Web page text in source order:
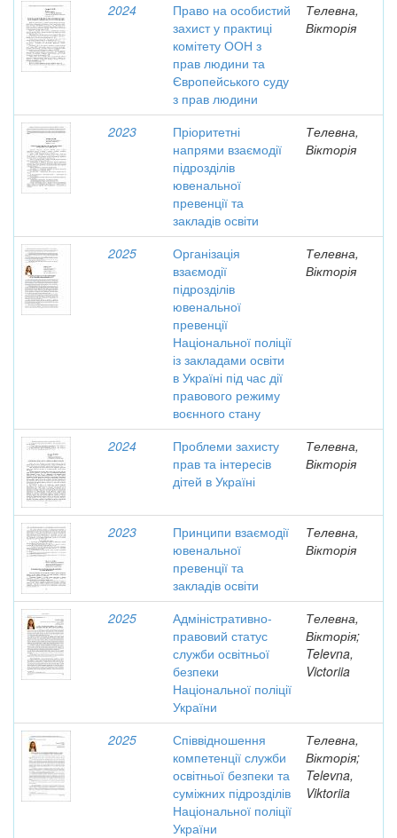
2024
Право на особистий
захист у практиці
комітету ООН з
прав людини та
Європейського суду
з прав людини
Телевна,
Вікторія
2023
Пріоритетні
напрями взаємодії
підрозділів
ювенальної
превенції та
закладів освіти
Телевна,
Вікторія
2025
Організація
взаємодії
підрозділів
ювенальної
превенції
Національної поліції
із закладами освіти
в Україні під час дії
правового режиму
воєнного стану
Телевна,
Вікторія
2024
Проблеми захисту
прав та інтересів
дітей в Україні
Телевна,
Вікторія
2023
Принципи взаємодії
ювенальної
превенції та
закладів освіти
Телевна,
Вікторія
2025
Адміністративно-
правовий статус
служби освітньої
безпеки
Національної поліції
України
Телевна,
Вікторія;
Televna,
Victoriia
2025
Співвідношення
компетенції служби
освітньої безпеки та
суміжних підрозділів
Національної поліції
України
Телевна,
Вікторія;
Televna,
Viktoriia